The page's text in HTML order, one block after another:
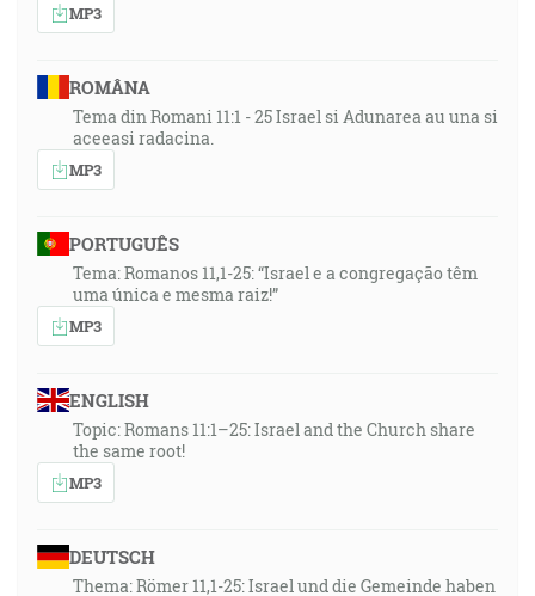
MP3
ROMÂNA
Tema din Romani 11:1 - 25 Israel si Adunarea au una si
aceeasi radacina.
MP3
PORTUGUÊS
Tema: Romanos 11,1-25: “Israel e a congregação têm
uma única e mesma raiz!”
MP3
ENGLISH
Topic: Romans 11:1–25: Israel and the Church share
the same root!
MP3
DEUTSCH
Thema: Römer 11,1-25: Israel und die Gemeinde haben